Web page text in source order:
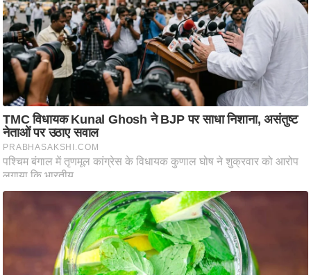
प्र
भु
म
हि
मा
/
ध
र्म
स्थ
ल
व्र
हा